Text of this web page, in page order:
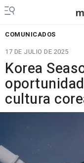
COMUNICADOS
17 DE JULIO DE 2025
Korea
cultura